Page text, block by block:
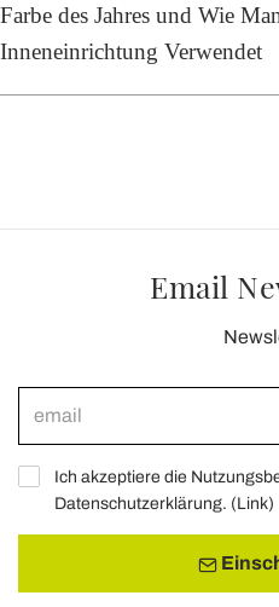
Farbe des Jahres und Wie
Inneneinrichtung Verwendet
Email
Ich akzeptiere die
Datenschutzerklärung. (Link)